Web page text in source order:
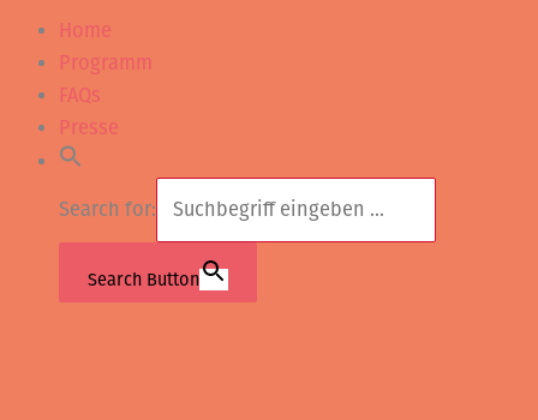
Home
Programm
FAQs
Presse
Search for:
Search Button